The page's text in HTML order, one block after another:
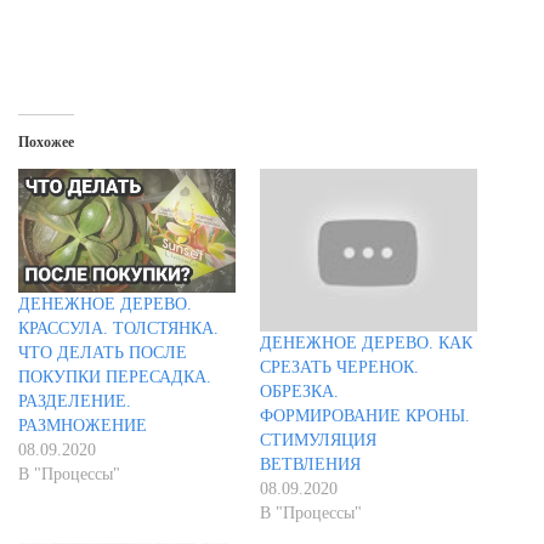
Похожее
ДЕНЕЖНОЕ ДЕРЕВО.
КРАССУЛА. ТОЛСТЯНКА.
ЧТО ДЕЛАТЬ ПОСЛЕ
ПОКУПКИ ПЕРЕСАДКА.
РАЗДЕЛЕНИЕ.
РАЗМНОЖЕНИЕ
08.09.2020
В "Процессы"
ДЕНЕЖНОЕ ДЕРЕВО. КАК
СРЕЗАТЬ ЧЕРЕНОК.
ОБРЕЗКА.
ФОРМИРОВАНИЕ КРОНЫ.
СТИМУЛЯЦИЯ
ВЕТВЛЕНИЯ
08.09.2020
В "Процессы"